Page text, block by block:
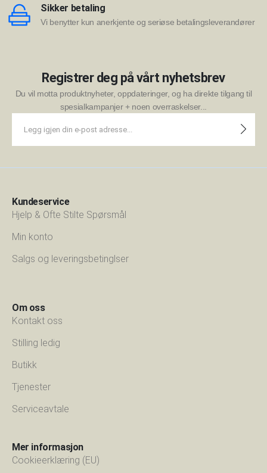
Sikker betaling
Vi benytter kun anerkjente og seriøse betalingsleverandører
Registrer deg på vårt nyhetsbrev
Du vil motta produktnyheter, oppdateringer, og ha direkte tilgang til
spesialkampanjer + noen overraskelser...
Kundeservice
Hjelp & Ofte Stilte Spørsmål
Min konto
Salgs og leveringsbetinglser
Om oss
Kontakt oss
Stilling ledig
Butikk
Tjenester
Serviceavtale
Mer informasjon
Cookieerklæring (EU)